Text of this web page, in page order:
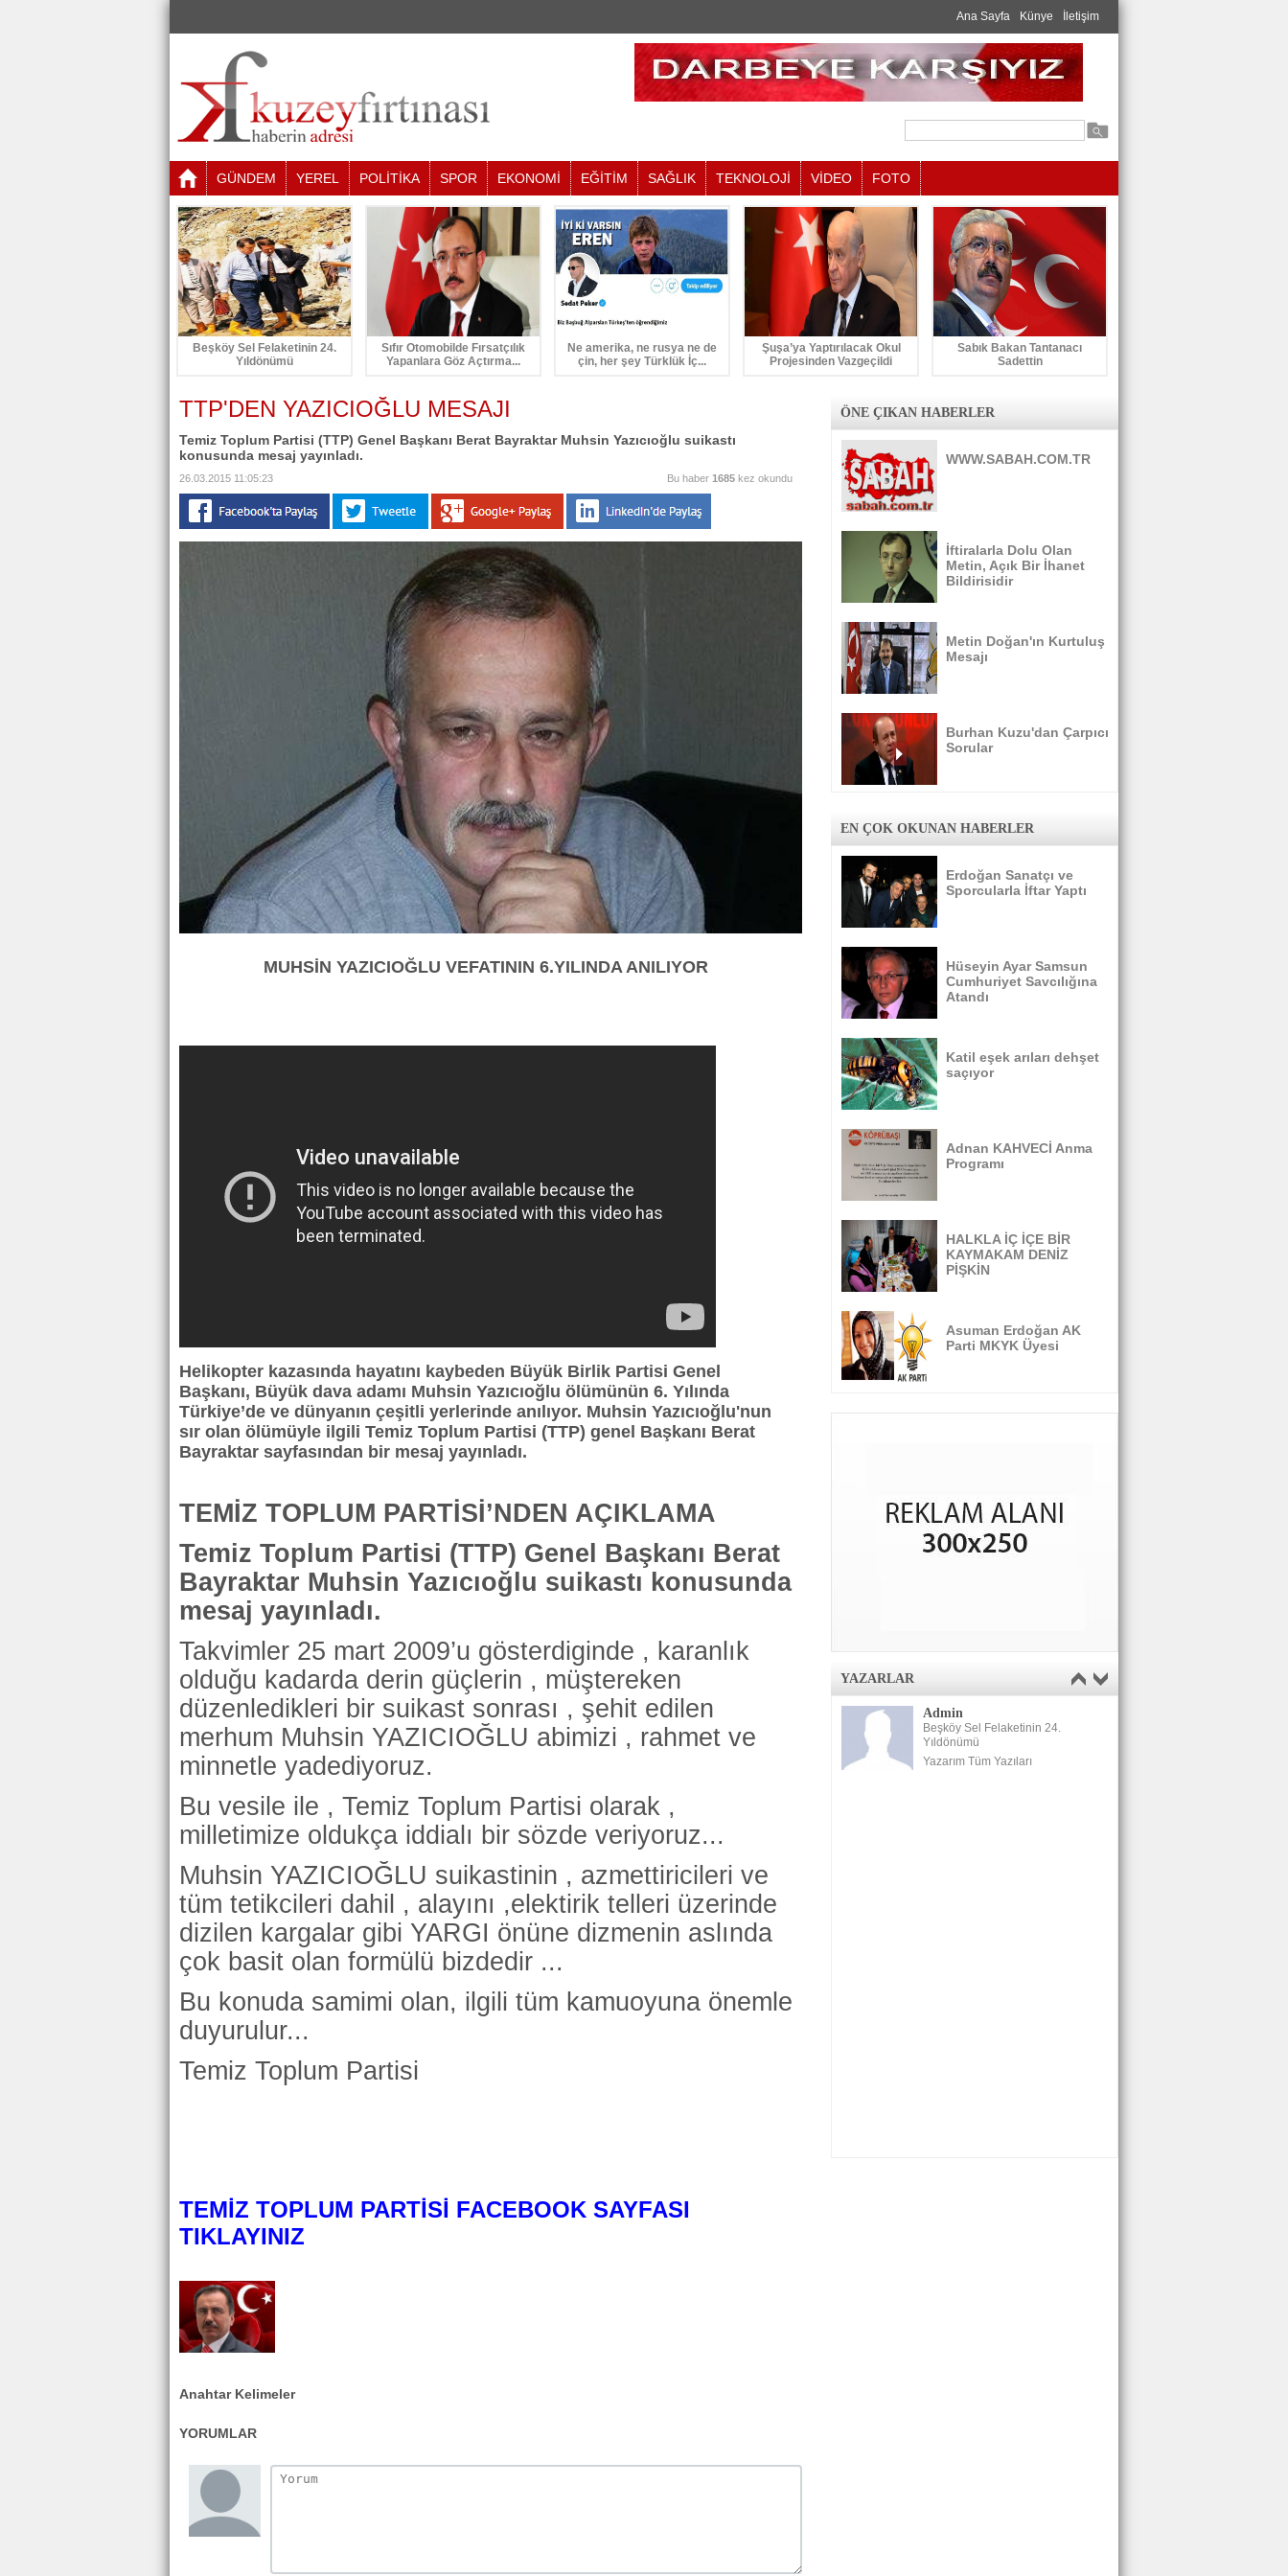
Ana Sayfa Künye İletişim
GÜNDEM YEREL POLİTİKA SPOR EKONOMİ EĞİTİM SAĞLIK TEKNOLOJİ VİDEO FOTO
Beşköy Sel Felaketinin 24.
Yıldönümü
Sıfır Otomobilde Fırsatçılık
Yapanlara Göz Açtırma...
Ne amerika, ne rusya ne de
çin, her şey Türklük İç...
Şuşa’ya Yaptırılacak Okul
Projesinden Vazgeçildi
Sabık Bakan Tantanacı
Sadettin
TTP'DEN YAZICIOĞLU MESAJI
Temiz Toplum Partisi (TTP) Genel Başkanı Berat Bayraktar Muhsin Yazıcıoğlu suikastı
konusunda mesaj yayınladı.
26.03.2015 11:05:23 Bu haber 1685 kez okundu
MUHSİN YAZICIOĞLU VEFATININ 6.YILINDA ANILIYOR
Helikopter kazasında hayatını kaybeden Büyük Birlik Partisi Genel
Başkanı, Büyük dava adamı Muhsin Yazıcıoğlu ölümünün 6. Yılında
Türkiye’de ve dünyanın çeşitli yerlerinde anılıyor. Muhsin Yazıcıoğlu'nun
sır olan ölümüyle ilgili Temiz Toplum Partisi (TTP) genel Başkanı Berat
Bayraktar sayfasından bir mesaj yayınladı.
TEMİZ TOPLUM PARTİSİ’NDEN AÇIKLAMA
Temiz Toplum Partisi (TTP) Genel Başkanı Berat
Bayraktar Muhsin Yazıcıoğlu suikastı konusunda
mesaj yayınladı.
Takvimler 25 mart 2009’u gösterdiginde , karanlık
olduğu kadarda derin güçlerin , müştereken
düzenledikleri bir suikast sonrası , şehit edilen
merhum Muhsin YAZICIOĞLU abimizi , rahmet ve
minnetle yadediyoruz.
Bu vesile ile , Temiz Toplum Partisi olarak ,
milletimize oldukça iddialı bir sözde veriyoruz...
Muhsin YAZICIOĞLU suikastinin , azmettiricileri ve
tüm tetikcileri dahil , alayını ,elektirik telleri üzerinde
dizilen kargalar gibi YARGI önüne dizmenin aslında
çok basit olan formülü bizdedir ...
Bu konuda samimi olan, ilgili tüm kamuoyuna önemle
duyurulur...
Temiz Toplum Partisi
TEMİZ TOPLUM PARTİSİ FACEBOOK SAYFASI
TIKLAYINIZ
Anahtar Kelimeler
YORUMLAR
ÖNE ÇIKAN HABERLER
WWW.SABAH.COM.TR
İftiralarla Dolu Olan
Metin, Açık Bir İhanet
Bildirisidir
Metin Doğan'ın Kurtuluş
Mesajı
Burhan Kuzu'dan Çarpıcı
Sorular
EN ÇOK OKUNAN HABERLER
Erdoğan Sanatçı ve
Sporcularla İftar Yaptı
Hüseyin Ayar Samsun
Cumhuriyet Savcılığına
Atandı
Katil eşek arıları dehşet
saçıyor
Adnan KAHVECİ Anma
Programı
HALKLA İÇ İÇE BİR
KAYMAKAM DENİZ
PİŞKİN
Asuman Erdoğan AK
Parti MKYK Üyesi
YAZARLAR
Admin
Beşköy Sel Felaketinin 24.
Yıldönümü
Yazarım Tüm Yazıları